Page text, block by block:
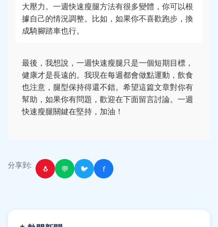
大壓力。一週快速瘦腿方法有很多變體，你可以根
據自己的情況調整。比如，如果你不喜歡跑步，換
成騎腳踏車也行。
最後，我想說，一週快速瘦腿只是一個短期目標，
健康才是長遠的。我現在每週都會做點運動，飲食
也注意，腿型保持得還不錯。希望這篇文章對你有
幫助，如果你有問題，歡迎在下面留言討論。一週
快速瘦腿關鍵在堅持，加油！
分享到: 🐧 💬 🐦 f